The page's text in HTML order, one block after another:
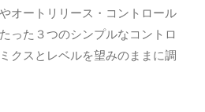
オートリリース・コントロール
った３つのシンプルなコントロ
クスとレベルを望みのままに調